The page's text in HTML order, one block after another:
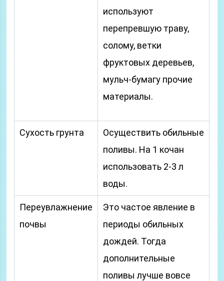
используют
перепревшую траву,
солому, ветки
фруктовых деревьев,
мульч-бумагу прочие
материалы.
Сухость грунта
Осуществить обильные
поливы. На 1 кочан
использовать 2-3 л
воды.
Переувлажнение
почвы
Это частое явление в
периоды обильных
дождей. Тогда
дополнительные
поливы лучше вовсе